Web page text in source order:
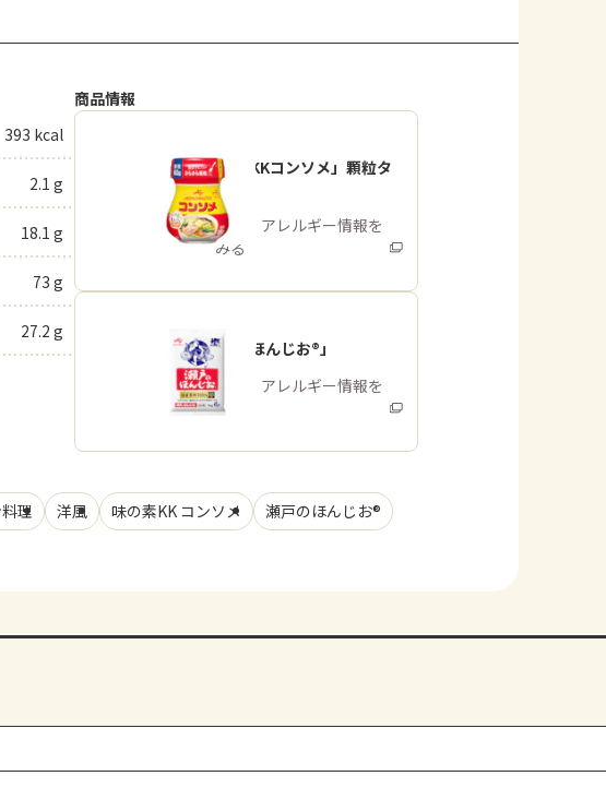
393 kcal
2.1 g
18.1 g
73 g
27.2 g
商品情報
「味の素KKコンソメ」顆粒タ
イプ
商品・アレルギー情報を
みる
「瀬戸のほんじお®」
商品・アレルギー情報を
みる
理 洋風 味の素KK コンソメ 瀬戸のほんじお®